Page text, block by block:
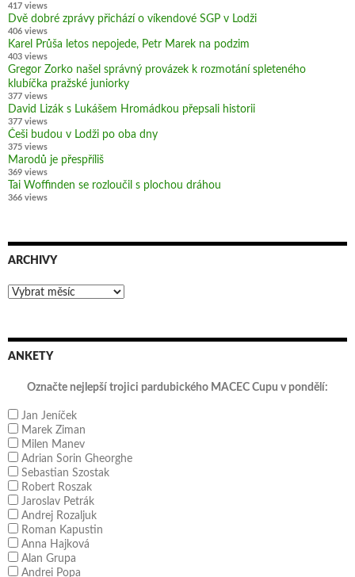
417 views
Dvě dobré zprávy přichází o víkendové SGP v Lodži
406 views
Karel Průša letos nepojede, Petr Marek na podzim
403 views
Gregor Zorko našel správný provázek k rozmotání spleteného
klubíčka pražské juniorky
377 views
David Lizák s Lukášem Hromádkou přepsali historii
377 views
Češi budou v Lodži po oba dny
375 views
Marodů je přespříliš
369 views
Tai Woffinden se rozloučil s plochou dráhou
366 views
ARCHIVY
Archivy
ANKETY
Označte nejlepší trojici pardubického MACEC Cupu v pondělí:
Jan Jeníček
Marek Ziman
Milen Manev
Adrian Sorin Gheorghe
Sebastian Szostak
Robert Roszak
Jaroslav Petrák
Andrej Rozaljuk
Roman Kapustin
Anna Hajková
Alan Grupa
Andrei Popa